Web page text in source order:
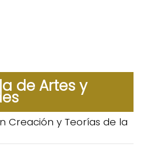
de Artes y
Creación y Teorías de la